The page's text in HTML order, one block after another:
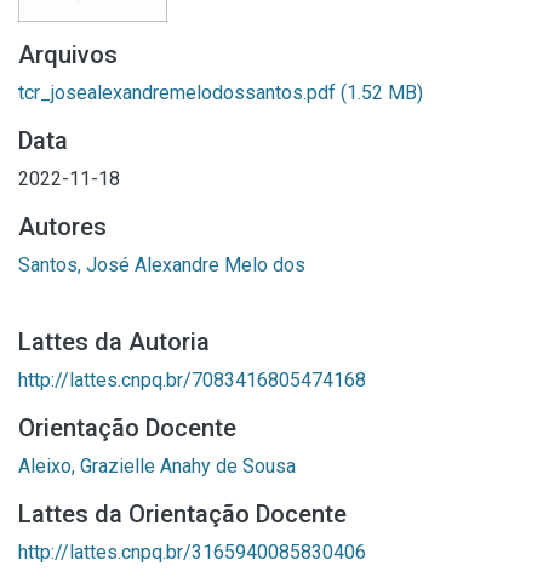
Arquivos
tcr_josealexandremelodossantos.pdf (1.52 MB)
Data
2022-11-18
Autores
Santos, José Alexandre Melo dos
Lattes da Autoria
http://lattes.cnpq.br/7083416805474168
Orientação Docente
Aleixo, Grazielle Anahy de Sousa
Lattes da Orientação Docente
http://lattes.cnpq.br/3165940085830406